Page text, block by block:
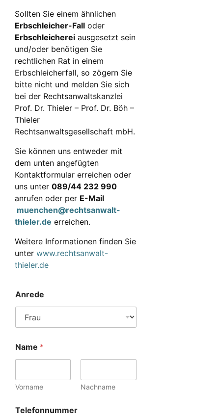
Sollten Sie einem ähnlichen
Erbschleicher-Fall oder
Erbschleicherei ausgesetzt sein
und/oder benötigen Sie
rechtlichen Rat in einem
Erbschleicherfall, so zögern Sie
bitte nicht und melden Sie sich
bei der Rechtsanwaltskanzlei
Prof. Dr. Thieler – Prof. Dr. Böh –
Thieler
Rechtsanwaltsgesellschaft mbH.
Sie können uns entweder mit
dem unten angefügten
Kontaktformular erreichen oder
uns unter 089/44 232 990
anrufen oder per E-Mail
muenchen@rechtsanwalt-
thieler.de erreichen.
Weitere Informationen finden Sie
unter www.rechtsanwalt-
thieler.de
Anrede
Name *
Vorname Nachname
Telefonnummer